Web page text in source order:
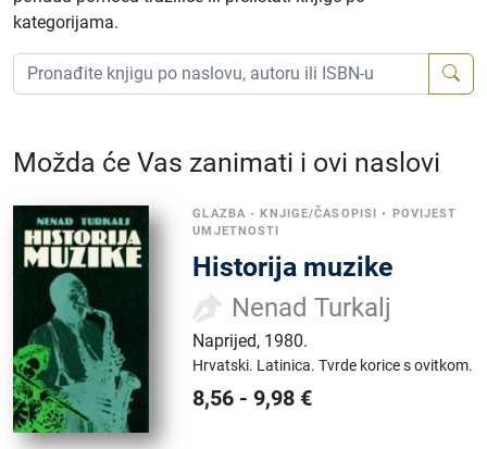
kategorijama.
Možda će Vas zanimati i ovi naslovi
GLAZBA - KNJIGE/ČASOPISI • POVIJEST
UMJETNOSTI
Historija muzike
Nenad Turkalj
Naprijed, 1980.
Hrvatski. Latinica.Tvrde korice s ovitkom.
8,56 -9,98 €